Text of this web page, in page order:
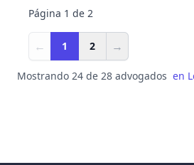
Página 1 de 2
← 1 2 →
Mostrando 24 de 28 advogados en